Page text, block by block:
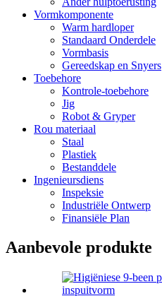
Vormkomponente
Warm hardloper
Standaard Onderdele
Vormbasis
Gereedskap en Snyers
Toebehore
Kontrole-toebehore
Jig
Robot & Gryper
Rou materiaal
Staal
Plastiek
Bestanddele
Ingenieursdiens
Inspeksie
Industriële Ontwerp
Finansiële Plan
Aanbevole produkte